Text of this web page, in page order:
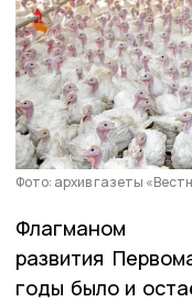
Фото: архив газеты
Флагманом
развития
годы было и